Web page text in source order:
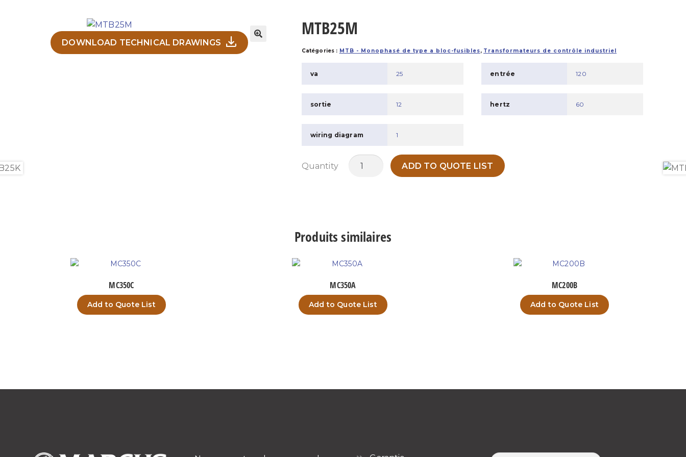
DOWNLOAD TECHNICAL DRAWINGS
MTB25M
Catégories : MTB - Monophasé de type a bloc-fusibles, Transformateurs de contrôle industriel
va 25 entrée 120
sortie 12 hertz 60
wiring diagram 1
Quantity
quantité
ADD TO QUOTE LIST
Produits similaires
MC350C
Add to Quote List
MC350A
Add to Quote List
MC200B
Add to Quote List